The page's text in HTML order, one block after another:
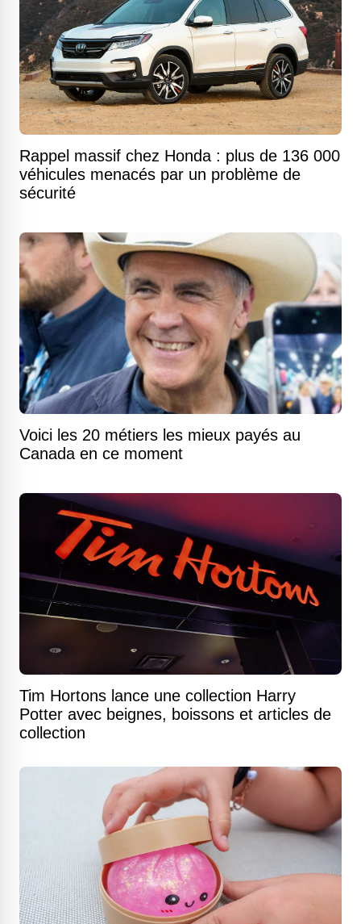
Rappel massif chez Honda : plus de 136 000
véhicules menacés par un problème de
sécurité
Voici les 20 métiers les mieux payés au
Canada en ce moment
Tim Hortons lance une collection Harry
Potter avec beignes, boissons et articles de
collection